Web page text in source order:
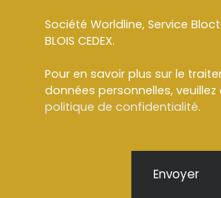
Société Worldline, Service
BLOIS CEDEX.
Pour en savoir plus sur le
données personnelles,
politique de confidentialité.
Envoyer